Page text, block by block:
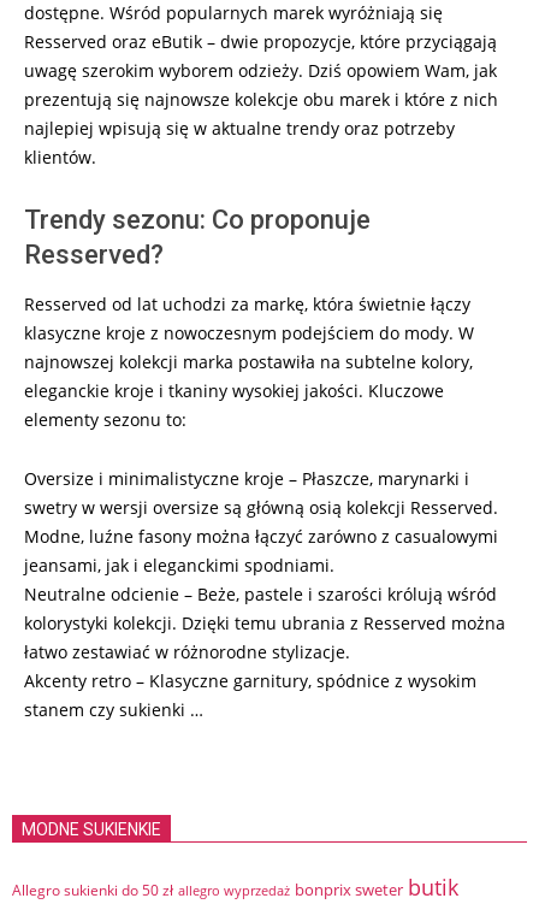
dostępne. Wśród popularnych marek wyróżniają się
Resserved oraz eButik – dwie propozycje, które przyciągają
uwagę szerokim wyborem odzieży. Dziś opowiem Wam, jak
prezentują się najnowsze kolekcje obu marek i które z nich
najlepiej wpisują się w aktualne trendy oraz potrzeby
klientów.
Trendy sezonu: Co proponuje
Resserved?
Resserved od lat uchodzi za markę, która świetnie łączy
klasyczne kroje z nowoczesnym podejściem do mody. W
najnowszej kolekcji marka postawiła na subtelne kolory,
eleganckie kroje i tkaniny wysokiej jakości. Kluczowe
elementy sezonu to:
Oversize i minimalistyczne kroje – Płaszcze, marynarki i
swetry w wersji oversize są główną osią kolekcji Resserved.
Modne, luźne fasony można łączyć zarówno z casualowymi
jeansami, jak i eleganckimi spodniami.
Neutralne odcienie – Beże, pastele i szarości królują wśród
kolorystyki kolekcji. Dzięki temu ubrania z Resserved można
łatwo zestawiać w różnorodne stylizacje.
Akcenty retro – Klasyczne garnitury, spódnice z wysokim
stanem czy sukienki …
MODNE SUKIENKIE
Allegro sukienki do 50 zł allegro wyprzedaż bonprix sweter butik